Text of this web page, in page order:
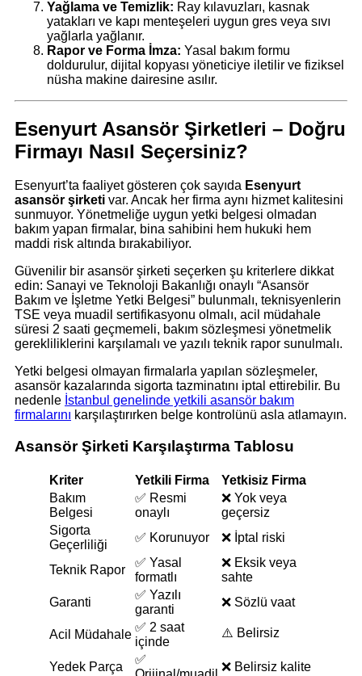
Yağlama ve Temizlik: Ray kılavuzları, kasnak
yatakları ve kapı menteşeleri uygun gres veya sıvı
yağlarla yağlanır.
Rapor ve Forma İmza: Yasal bakım formu
doldurulur, dijital kopyası yöneticiye iletilir ve fiziksel
nüsha makine dairesine asılır.
Esenyurt Asansör Şirketleri – Doğru
Firmayı Nasıl Seçersiniz?
Esenyurt’ta faaliyet gösteren çok sayıda Esenyurt
asansör şirketi var. Ancak her firma aynı hizmet kalitesini
sunmuyor. Yönetmeliğe uygun yetki belgesi olmadan
bakım yapan firmalar, bina sahibini hem hukuki hem
maddi risk altında bırakabiliyor.
Güvenilir bir asansör şirketi seçerken şu kriterlere dikkat
edin: Sanayi ve Teknoloji Bakanlığı onaylı “Asansör
Bakım ve İşletme Yetki Belgesi” bulunmalı, teknisyenlerin
TSE veya muadil sertifikasyonu olmalı, acil müdahale
süresi 2 saati geçmemeli, bakım sözleşmesi yönetmelik
gerekliliklerini karşılamalı ve yazılı teknik rapor sunulmalı.
Yetki belgesi olmayan firmalarla yapılan sözleşmeler,
asansör kazalarında sigorta tazminatını iptal ettirebilir. Bu
nedenle İstanbul genelinde yetkili asansör bakım
firmalarını karşılaştırırken belge kontrolünü asla atlamayın.
Asansör Şirketi Karşılaştırma Tablosu
Kriter Yetkili Firma
Yetkisiz Firma
Bakım
Belgesi
✅ Resmi
onaylı
❌ Yok veya
geçersiz
Sigorta
Geçerliliği
✅ Korunuyor ❌ İptal riski
Teknik Rapor
✅ Yasal
formatlı
❌ Eksik veya
sahte
Garanti
✅ Yazılı
garanti
❌ Sözlü vaat
Acil Müdahale
✅ 2 saat
içinde
⚠️ Belirsiz
Yedek Parça
✅
❌ Belirsiz kalite